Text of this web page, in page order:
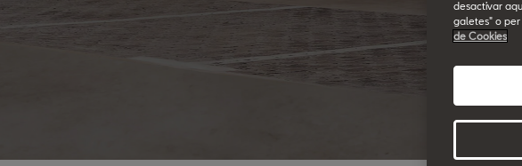
desactivar
galetes" o per
de Cookies